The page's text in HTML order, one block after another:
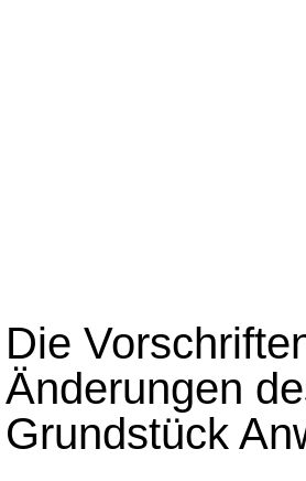
Die
Änderungen
Grundstück